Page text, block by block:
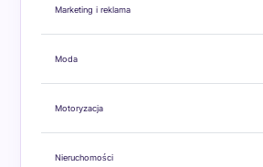
Marketing i reklama
Moda
Motoryzacja
Nieruchomości